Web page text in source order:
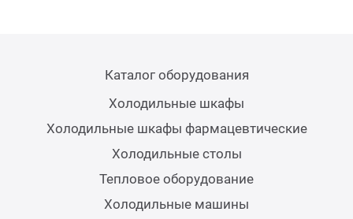
Каталог оборудования
Холодильные шкафы
Холодильные шкафы фармацевтические
Холодильные столы
Тепловое оборудование
Холодильные машины